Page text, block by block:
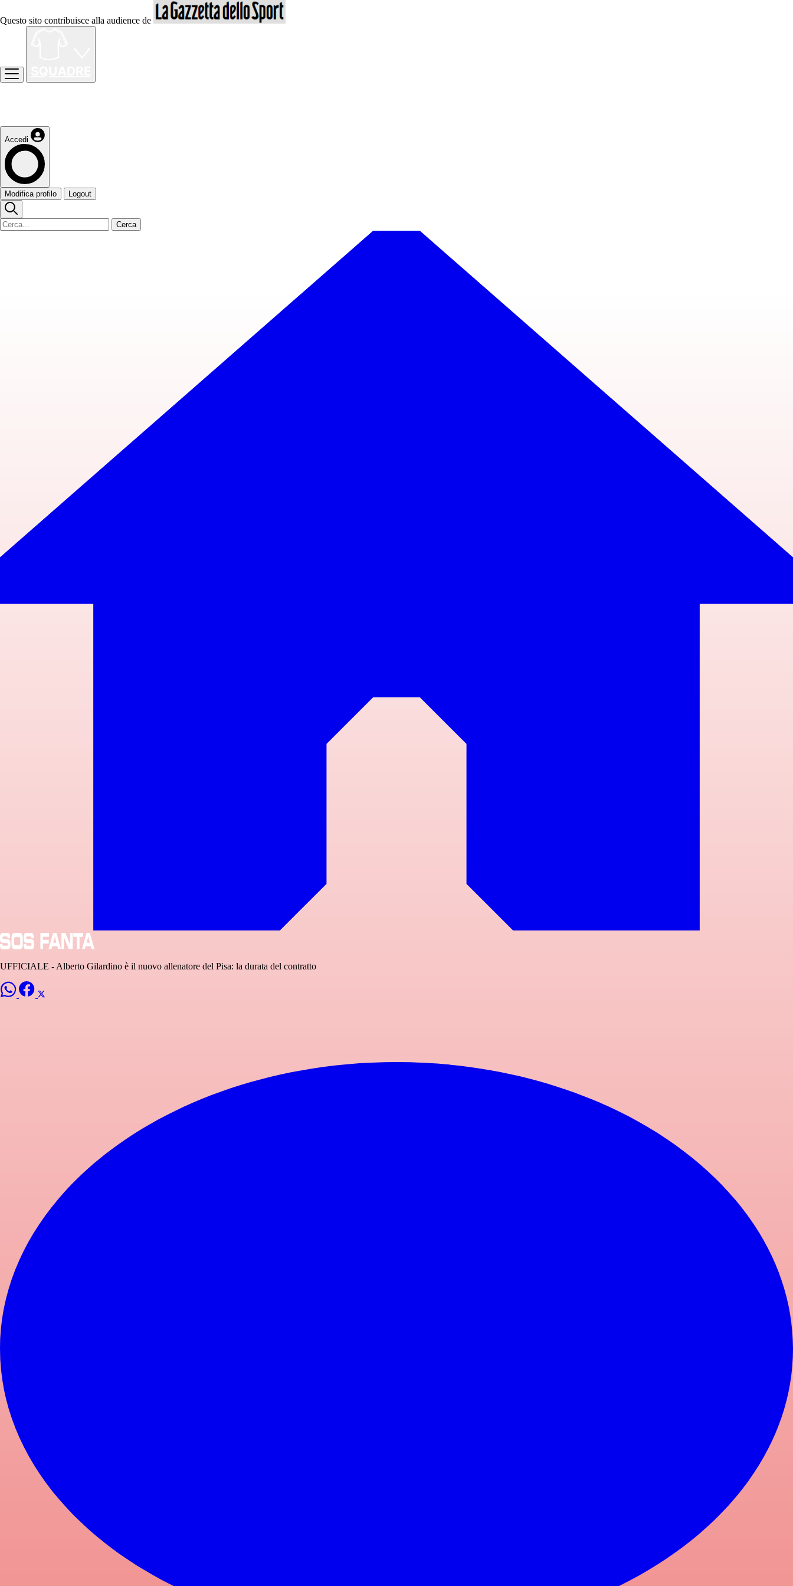
Questo sito contribuisce alla audience de
Accedi
Modifica profilo Logout
Cerca
UFFICIALE - Alberto Gilardino è il nuovo allenatore del Pisa: la durata del contratto